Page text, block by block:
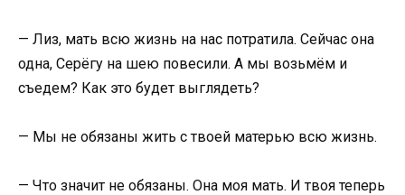
— Лиз, мать всю жизнь на нас потратила. Сейчас она
одна, Серёгу на шею повесили. А мы возьмём и
съедем? Как это будет выглядеть?
— Мы не обязаны жить с твоей матерью всю жизнь.
— Что значит не обязаны. Она моя мать. И твоя теперь